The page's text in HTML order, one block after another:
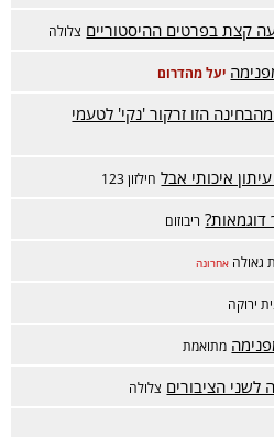
קצת בפרטים ההיסטוריים צלולה
יעל מהדרום
הזו זרקור 'נקי' לטעמי
איכותי אבל חילזון 123
דוגמאות? ריבוזום
גאולה אחרונה
ירוקה
מתואמת
לשני הציבורים צלולה